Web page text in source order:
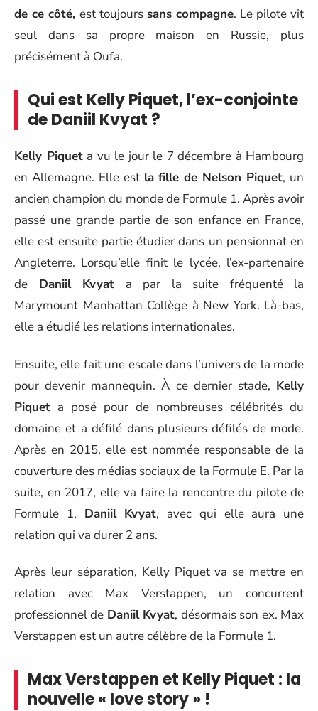
de ce côté, est toujours sans compagne. Le pilote vit
seul dans sa propre maison en Russie, plus
précisément à Oufa.
Qui est Kelly Piquet, l’ex-conjointe
de Daniil Kvyat ?
Kelly Piqueta vu le jour le 7 décembre à Hambourg
en Allemagne. Elle est la fille de Nelson Piquet, un
ancien champion du monde de Formule 1. Après avoir
passé une grande partie de son enfance en France,
elle est ensuite partie étudier dans un pensionnat en
Angleterre. Lorsqu’elle finit le lycée, l’ex-partenaire
de Daniil Kvyat a par la suite fréquenté la
Marymount Manhattan Collège à New York. Là-bas,
elle a étudié les relations internationales.
Ensuite, elle fait une escale dans l’univers de la mode
pour devenir mannequin. À ce dernier stade, Kelly
Piquet a posé pour de nombreuses célébrités du
domaine et a défilé dans plusieurs défilés de mode.
Après en 2015, elle est nommée responsable de la
couverture des médias sociaux de la Formule E. Par la
suite, en 2017, elle va faire la rencontre du pilote de
Formule 1, Daniil Kvyat, avec qui elle aura une
relation qui va durer 2 ans.
Après leur séparation, Kelly Piquet va se mettre en
relation avec Max Verstappen, un concurrent
professionnel de Daniil Kvyat, désormais son ex. Max
Verstappen est un autre célèbre de la Formule 1.
Max Verstappen et Kelly Piquet : la
nouvelle « love story » !